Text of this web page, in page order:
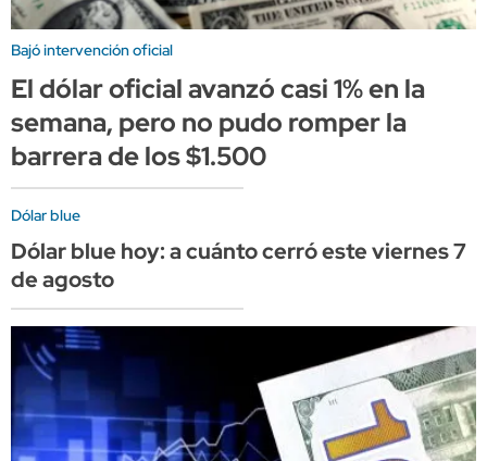
Bajó intervención oficial
El dólar oficial avanzó casi 1% en la
semana, pero no pudo romper la
barrera de los $1.500
Dólar blue
Dólar blue hoy: a cuánto cerró este viernes 7
de agosto